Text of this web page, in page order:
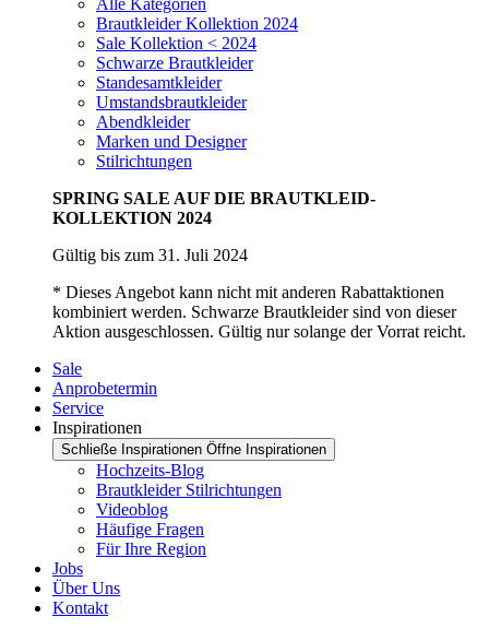
Alle Kategorien
Brautkleider Kollektion 2024
Sale Kollektion < 2024
Schwarze Brautkleider
Standesamtkleider
Umstandsbrautkleider
Abendkleider
Marken und Designer
Stilrichtungen
SPRING SALE AUF DIE BRAUTKLEID-
KOLLEKTION 2024
Gültig bis zum 31. Juli 2024
* Dieses Angebot kann nicht mit anderen Rabattaktionen
kombiniert werden. Schwarze Brautkleider sind von dieser
Aktion ausgeschlossen. Gültig nur solange der Vorrat reicht.
Sale
Anprobetermin
Service
Inspirationen
Schließe Inspirationen Öffne Inspirationen
Hochzeits-Blog
Brautkleider Stilrichtungen
Videoblog
Häufige Fragen
Für Ihre Region
Jobs
Über Uns
Kontakt